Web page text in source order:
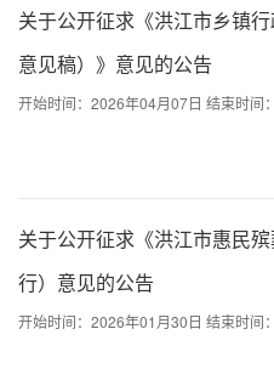
关于公开征求《洪江市乡镇
意见稿）》意见的公告
开始时间：2026年04月07日 结束时间
关于公开征求《洪江市惠民
行）意见的公告
开始时间：2026年01月30日 结束时间